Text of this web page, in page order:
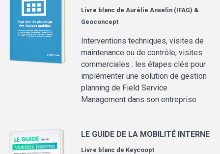
Livre blanc de Aurélie Anselin (IFAG) &
Geoconcept
Interventions techniques, visites de
maintenance ou de contrôle, visites
commerciales : les étapes clés pour
implémenter une solution de gestion
planning de Field Service
Management dans son entreprise.
LE GUIDE DE LA MOBILITÉ INTERNE
Livre blanc de Keycoopt